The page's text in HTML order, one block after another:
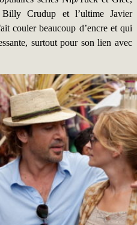
Crudup et l’ultime Javier
couler beaucoup d’encre et qui
surtout pour son lien avec